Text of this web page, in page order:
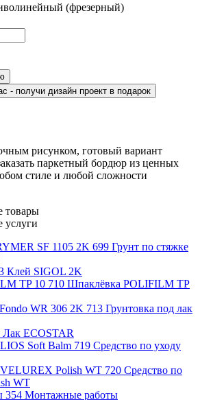
(фрезерный)
- получи дизайн проект в подарок
рисунком, готовый вариант
паркетный бордюр из ценных
стиле и любой сложности
товары
услуги
Грунт по стяжке
Клей SIGOL 2K
Шпаклёвка POLIFILM TP
Грунтовка под лак
Лак ECOSTAR
Средство по уходу
Средство по
WT
Монтажные работы